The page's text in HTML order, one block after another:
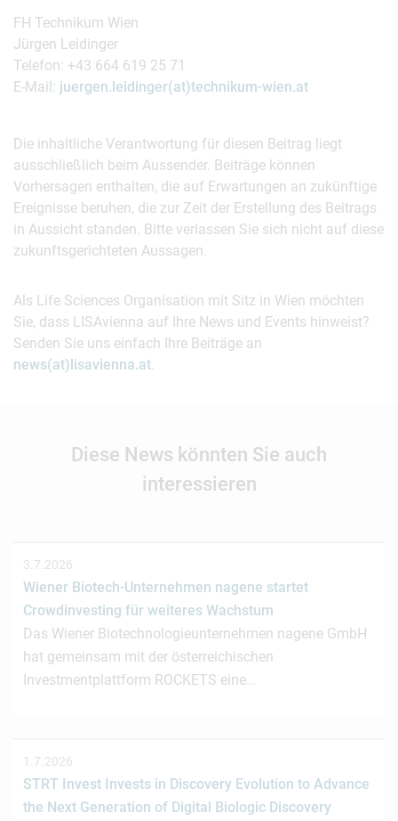
FH Technikum Wien
Jürgen Leidinger
Telefon: +43 664 619 25 71
E-Mail: juergen.leidinger(at)technikum-wien.at
Die inhaltliche Verantwortung für diesen Beitrag liegt
ausschließlich beim Aussender. Beiträge können
Vorhersagen enthalten, die auf Erwartungen an zukünftige
Ereignisse beruhen, die zur Zeit der Erstellung des Beitrags
in Aussicht standen. Bitte verlassen Sie sich nicht auf diese
zukunftsgerichteten Aussagen.
Als Life Sciences Organisation mit Sitz in Wien möchten
Sie, dass LISAvienna auf Ihre News und Events hinweist?
Senden Sie uns einfach Ihre Beiträge an
news(at)lisavienna.at.
Diese News könnten Sie auch
interessieren
3.7.2026
Wiener Biotech-Unternehmen nagene startet
Crowdinvesting für weiteres Wachstum
Das Wiener Biotechnologieunternehmen nagene GmbH
hat gemeinsam mit der österreichischen
Investmentplattform ROCKETS eine…
1.7.2026
STRT Invest Invests in Discovery Evolution to Advance
the Next Generation of Digital Biologic Discovery